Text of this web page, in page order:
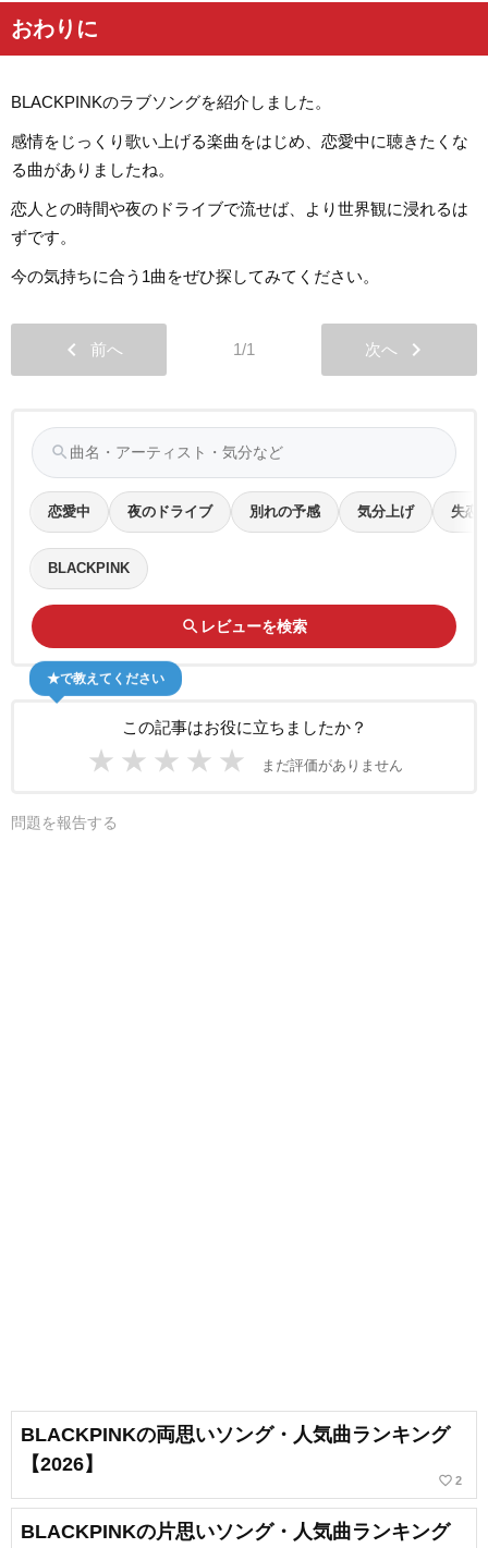
おわりに
BLACKPINKのラブソングを紹介しました。
感情をじっくり歌い上げる楽曲をはじめ、恋愛中に聴きたくな
る曲がありましたね。
恋人との時間や夜のドライブで流せば、より世界観に浸れるは
ずです。
今の気持ちに合う1曲をぜひ探してみてください。
chevron_left 前へ 1/1 次へ chevron_right
search
恋愛中 夜のドライブ 別れの予感 気分上げ 失恋
BLACKPINK
search レビューを検索
この記事はお役に立ちましたか？
★ ★ ★ ★ ★ まだ評価がありません
★で教えてください
問題を報告する
BLACKPINKの両思いソング・人気曲ランキング
【2026】
favorite_border 2
BLACKPINKの片思いソング・人気曲ランキング